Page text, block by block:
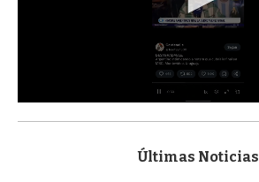
s
Últimas Noticias